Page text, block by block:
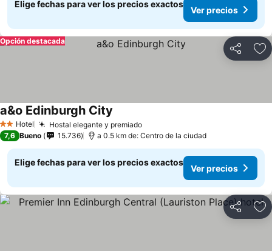
Elige fechas para ver los precios exactos
Ver precios
Compartir
Opción destacada
2 Estrellas
Hotel Hostal elegante y premiado
a&o Edinburgh City
7,6 Bueno 15.736 a 0.5 km de: Centro de la ciudad
Elige fechas para ver los precios exactos
Ver precios
Compartir